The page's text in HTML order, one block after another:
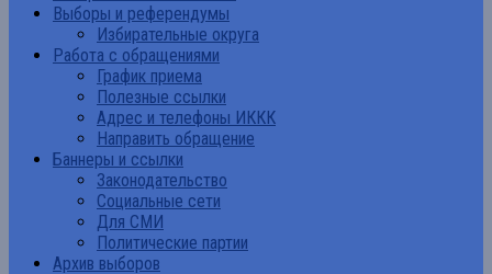
Выборы и референдумы
Избирательные округа
Работа с обращениями
График приема
Полезные ссылки
Адрес и телефоны ИККК
Направить обращение
Баннеры и ссылки
Законодательство
Социальные сети
Для СМИ
Политические партии
Архив выборов